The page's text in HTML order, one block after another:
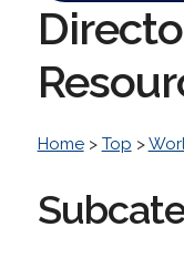
Home> Top >